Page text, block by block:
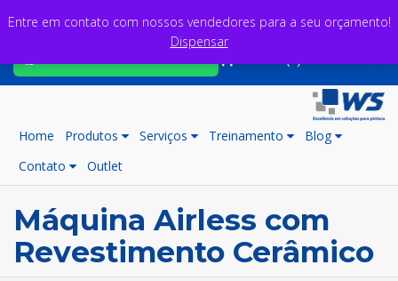
Home Produtos Serviços Treinamento
Blog
Contato
Outlet
Máquina Airless com
Revestimento Cerâmico
Entre em contato com nossos vendedores para a seu orçamento!
Dispensar